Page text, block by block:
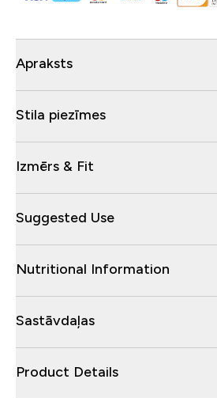
Apraksts
Stila piezīmes
Izmērs & Fit
Suggested Use
Nutritional Information
Sastāvdaļas
Product Details